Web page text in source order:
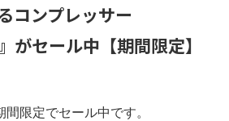
コンプレッサー
セール中【期間限定】
限定でセール中です。